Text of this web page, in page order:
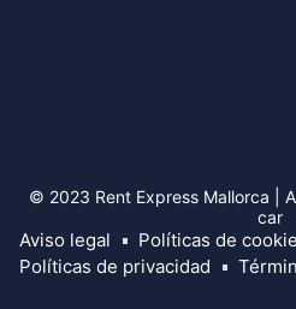
© 2023 Rent Express Mallorca |
car
Aviso legal
Políticas de
Políticas de privacidad